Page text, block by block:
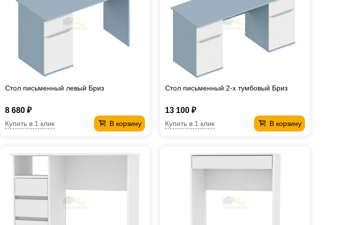
Стол письменный левый Бриз
8 680 ₽
В корзину
Купить в 1 клик
Стол письменный 2-х тумбовый Бриз
13 100 ₽
В корзину
Купить в 1 клик